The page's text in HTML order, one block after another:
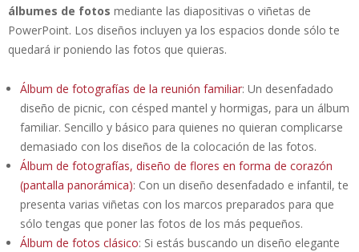
álbumes de fotos mediante las diapositivas o viñetas de
PowerPoint. Los diseños incluyen ya los espacios donde sólo te
quedará ir poniendo las fotos que quieras.
Álbum de fotografías de la reunión familiar: Un desenfadado
diseño de picnic, con césped mantel y hormigas, para un álbum
familiar. Sencillo y básico para quienes no quieran complicarse
demasiado con los diseños de la colocación de las fotos.
Álbum de fotografías, diseño de flores en forma de corazón
(pantalla panorámica): Con un diseño desenfadado e infantil, te
presenta varias viñetas con los marcos preparados para que
sólo tengas que poner las fotos de los más pequeños.
Álbum de fotos clásico: Si estás buscando un diseño elegante